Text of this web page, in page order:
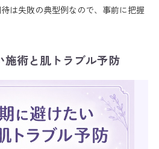
は失敗の典型例なので、事前に把握
施術と肌トラブル予防